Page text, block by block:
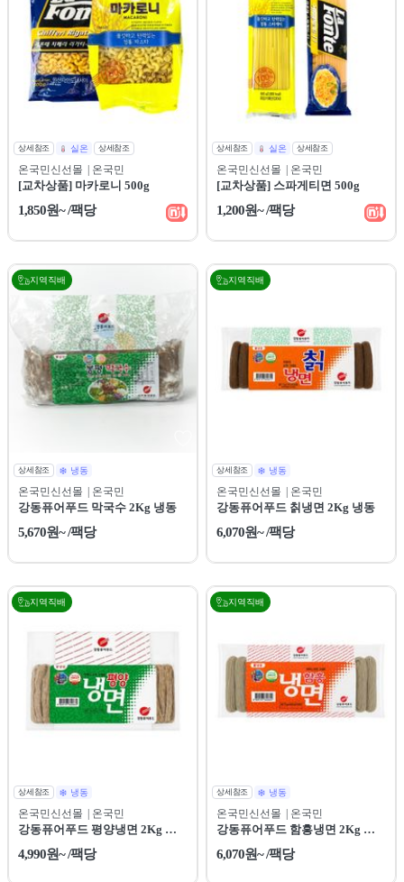
상세참조 실온 상세참조
온국민신선몰 | 온국민
[교차상품] 마카로니 500g
1,850원~ /팩당
상세참조 실온 상세참조
온국민신선몰 | 온국민
[교차상품] 스파게티면 500g
1,200원~ /팩당
지역직배
상세참조 냉동
온국민신선몰 | 온국민
강동퓨어푸드 막국수 2Kg 냉동
5,670원~ /팩당
지역직배
상세참조 냉동
온국민신선몰 | 온국민
강동퓨어푸드 칡냉면 2Kg 냉동
6,070원~ /팩당
지역직배
상세참조 냉동
온국민신선몰 | 온국민
강동퓨어푸드 평양냉면 2Kg 냉
동
4,990원~ /팩당
지역직배
상세참조 냉동
온국민신선몰 | 온국민
강동퓨어푸드 함흥냉면 2Kg 냉
동
6,070원~ /팩당